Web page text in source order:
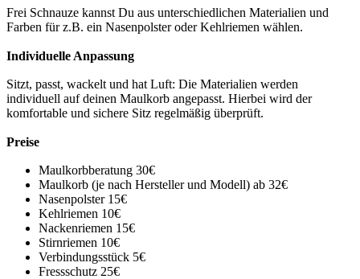
Frei Schnauze kannst Du aus unterschiedlichen Materialien und
Farben für z.B. ein Nasenpolster oder Kehlriemen wählen.
Individuelle Anpassung
Sitzt, passt, wackelt und hat Luft: Die Materialien werden
individuell auf deinen Maulkorb angepasst. Hierbei wird der
komfortable und sichere Sitz regelmäßig überprüft.
Preise
Maulkorbberatung 30€
Maulkorb (je nach Hersteller und Modell) ab 32€
Nasenpolster 15€
Kehlriemen 10€
Nackenriemen 15€
Stirnriemen 10€
Verbindungsstück 5€
Fressschutz 25€